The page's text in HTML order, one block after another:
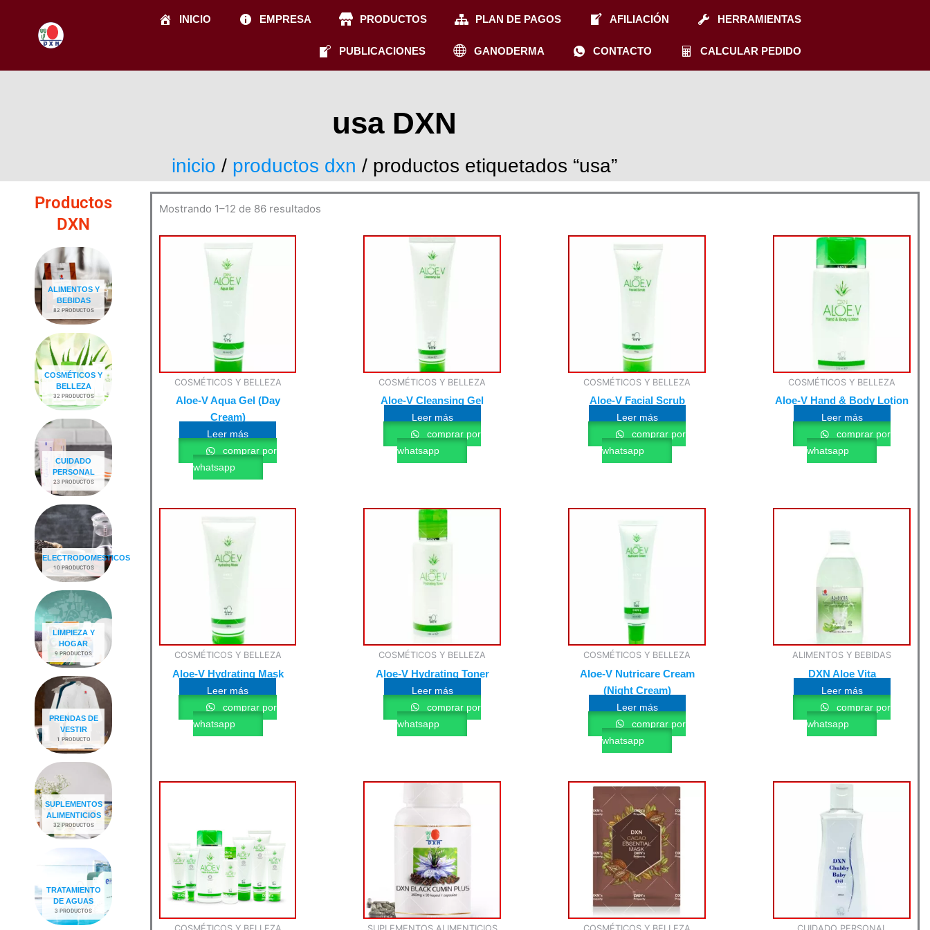
contenido
INICIO EMPRESA PRODUCTOS PLAN DE PAGOS AFILIACIÓN HERRAMIENTAS
PUBLICACIONES GANODERMA CONTACTO CALCULAR PEDIDO
usa DXN
inicio / productos dxn / productos etiquetados “usa”
Productos
DXN
ALIMENTOS Y
BEBIDAS
82 PRODUCTOS
COSMÉTICOS Y
BELLEZA
32 PRODUCTOS
CUIDADO
PERSONAL
23 PRODUCTOS
ELECTRODOMESTICOS
10 PRODUCTOS
LIMPIEZA Y
HOGAR
9 PRODUCTOS
PRENDAS DE
VESTIR
1 PRODUCTO
SUPLEMENTOS
ALIMENTICIOS
32 PRODUCTOS
TRATAMIENTO
DE AGUAS
3 PRODUCTOS
Mostrando 1–12 de 86 resultados
COSMÉTICOS Y BELLEZA
Aloe-V Aqua Gel (Day
Cream)
Leer más
comprar por
whatsapp
COSMÉTICOS Y BELLEZA
Aloe-V Cleansing Gel
Leer más
comprar por
whatsapp
COSMÉTICOS Y BELLEZA
Aloe-V Facial Scrub
Leer más
comprar por
whatsapp
COSMÉTICOS Y BELLEZA
Aloe-V Hand & Body Lotion
Leer más
comprar por
whatsapp
COSMÉTICOS Y BELLEZA
Aloe-V Hydrating Mask
Leer más
comprar por
whatsapp
COSMÉTICOS Y BELLEZA
Aloe-V Hydrating Toner
Leer más
comprar por
whatsapp
COSMÉTICOS Y BELLEZA
Aloe-V Nutricare Cream
(Night Cream)
Leer más
comprar por
whatsapp
ALIMENTOS Y BEBIDAS
DXN Aloe Vita
Leer más
comprar por
whatsapp